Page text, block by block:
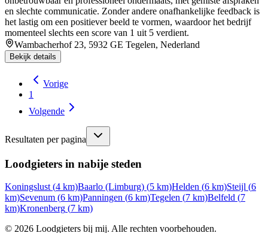
en slechte communicatie. Zonder andere onafhankelijke feedback is
het lastig om een positiever beeld te vormen, waardoor het bedrijf
momenteel slechts een score van 1 uit 5 verdient.
Wambacherhof 23, 5932 GE Tegelen, Nederland
Bekijk details
Vorige
1
Volgende
Resultaten per pagina
Loodgieters in nabije steden
Koningslust (4 km)Baarlo (Limburg) (5 km)Helden (6 km)Steijl (6
km)Sevenum (6 km)Panningen (6 km)Tegelen (7 km)Belfeld (7
km)Kronenberg (7 km)
© 2026 Loodgieters bij mij. Alle rechten voorbehouden.